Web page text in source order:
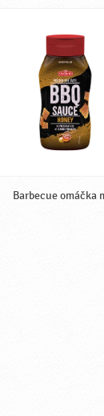
Barbecue omáčka